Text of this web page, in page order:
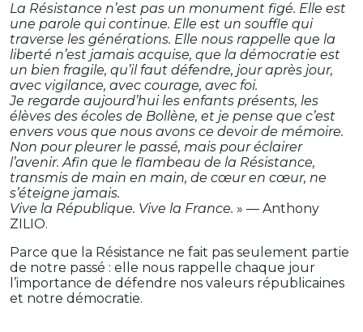
La Résistance n’est pas un monument figé. Elle est
une parole qui continue. Elle est un souffle qui
traverse les générations. Elle nous rappelle que la
liberté n’est jamais acquise, que la démocratie est
un bien fragile, qu’il faut défendre, jour après jour,
avec vigilance, avec courage, avec foi.
Je regarde aujourd’hui les enfants présents, les
élèves des écoles de Bollène, et je pense que c’est
envers vous que nous avons ce devoir de mémoire.
Non pour pleurer le passé, mais pour éclairer
l’avenir. Afin que le flambeau de la Résistance,
transmis de main en main, de cœur en cœur, ne
s’éteigne jamais.
Vive la République. Vive la France. » — Anthony
ZILIO.
Parce que la Résistance ne fait pas seulement partie
de notre passé : elle nous rappelle chaque jour
l’importance de défendre nos valeurs républicaines
et notre démocratie.